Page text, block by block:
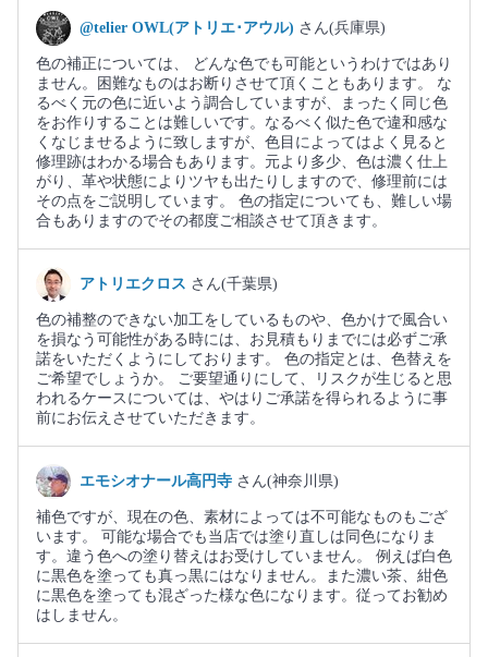
@telier OWL(アトリエ･アウル) さん(兵庫県)
色の補正については、 どんな色でも可能というわけではあり
ません。困難なものはお断りさせて頂くこともあります。 な
るべく元の色に近いよう調合していますが、まったく同じ色
をお作りすることは難しいです。なるべく似た色で違和感な
くなじませるように致しますが、色目によってはよく見ると
修理跡はわかる場合もあります。元より多少、色は濃く仕上
がり、革や状態によりツヤも出たりしますので、修理前には
その点をご説明しています。 色の指定についても、難しい場
合もありますのでその都度ご相談させて頂きます。
アトリエクロス さん(千葉県)
色の補整のできない加工をしているものや、色かけで風合い
を損なう可能性がある時には、お見積もりまでには必ずご承
諾をいただくようにしております。 色の指定とは、色替えを
ご希望でしょうか。 ご要望通りにして、リスクが生じると思
われるケースについては、やはりご承諾を得られるように事
前にお伝えさせていただきます。
エモシオナール高円寺 さん(神奈川県)
補色ですが、現在の色、素材によっては不可能なものもござ
います。 可能な場合でも当店では塗り直しは同色になりま
す。違う色への塗り替えはお受けしていません。 例えば白色
に黒色を塗っても真っ黒にはなりません。また濃い茶、紺色
に黒色を塗っても混ざった様な色になります。従ってお勧め
はしません。